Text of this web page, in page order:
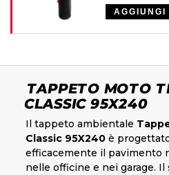
TAPPETO MOTO
CLASSIC 95X240
Il tappeto ambientale
Classic 95X240 è
efficacemente il pavimento
nelle officine e nei garage.